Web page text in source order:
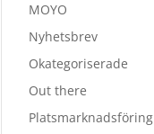
MOYO
Nyhetsbrev
Okategoriserade
Out there
Platsmarknadsföring